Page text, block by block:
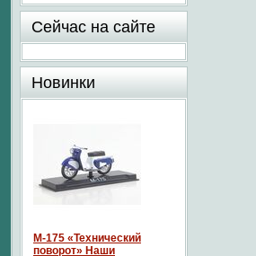
Сейчас на сайте
Новинки
М-175 «Технический
поворот» Наши